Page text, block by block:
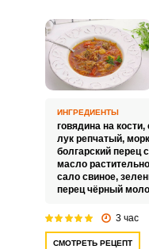
ИНГРЕДИЕНТЫ
говядина на кости,
лук репчатый,
болгарский перец
масло
сало свиное,
перец чёрный
3 час
СМОТРЕТЬ РЕЦЕПТ